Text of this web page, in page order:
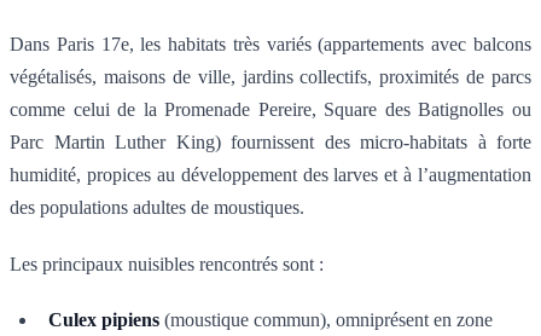
Dans Paris 17e, les habitats très variés (appartements avec balcons
végétalisés, maisons de ville, jardins collectifs, proximités de parcs
comme celui de la Promenade Pereire, Square des Batignolles ou
Parc Martin Luther King) fournissent des micro-habitats à forte
humidité, propices au développement des larves et à l’augmentation
des populations adultes de moustiques.
Les principaux nuisibles rencontrés sont :
Culex pipiens (moustique commun), omniprésent en zone